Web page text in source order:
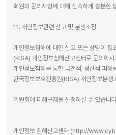
회원의 문의사항에 대해 신속하게 충분한
11. 개인정보관련 신고 및 분쟁조정
개인정보침해에 대한 신고 또는 상담이 필
(KISA) 개인정보침해신고센터로 문의하
개인정보침해를 통한 금전적, 정신적 피해
한국정보보호진흥원(KISA) 개인정보분쟁
위원회에 피해구제를 신청하실 수 있습니
개인정보 침해신고센터 (http://